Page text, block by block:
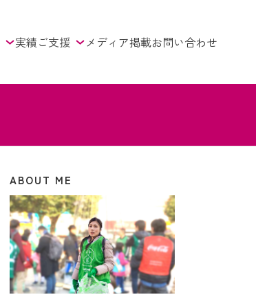
実績ご支援 メディア掲載お問い合わせ
ABOUT ME